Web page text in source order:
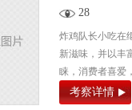
28
炸鸡队长小吃在
新滋味，并以丰
睐，消费者喜爱
考察详情